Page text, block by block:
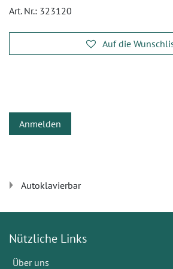
Art. Nr.: 323120
Auf die
Anmelden
Autoklavierbar
Nützliche Links
Über uns